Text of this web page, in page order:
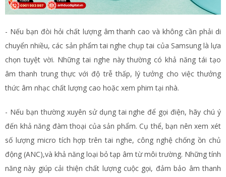
- Nếu bạn đòi hỏi chất lượng âm thanh cao và không cần phải di
chuyển nhiều, các sản phẩm tai nghe chụp tai của Samsung là lựa
chọn tuyệt vời. Những tai nghe này thường có khả năng tái tạo
âm thanh trung thực với độ trễ thấp, lý tưởng cho việc thưởng
thức âm nhạc chất lượng cao hoặc xem phim tại nhà.
- Nếu bạn thường xuyên sử dụng tai nghe để gọi điện, hãy chú ý
đến khả năng đàm thoại của sản phẩm. Cụ thể, bạn nên xem xét
số lượng micro tích hợp trên tai nghe, công nghệ chống ồn chủ
động (ANC),và khả năng loại bỏ tạp âm từ môi trường. Những tính
năng này giúp cải thiện chất lượng cuộc gọi, đảm bảo âm thanh